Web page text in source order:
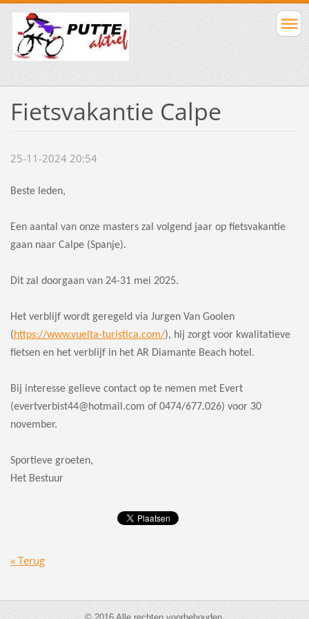
Fietsvakantie Calpe
25-11-2024 20:54
Beste leden,
Een aantal van onze masters zal volgend jaar op fietsvakantie
gaan naar Calpe (Spanje).
Dit zal doorgaan van 24-31 mei 2025.
Het verblijf wordt geregeld via Jurgen Van Goolen
(https://www.vuelta-turistica.com/), hij zorgt voor kwalitatieve
fietsen en het verblijf in het AR Diamante Beach hotel.
Bij interesse gelieve contact op te nemen met Evert
(evertverbist44@hotmail.com of 0474/677.026) voor 30
november.
Sportieve groeten,
Het Bestuur
« Terug